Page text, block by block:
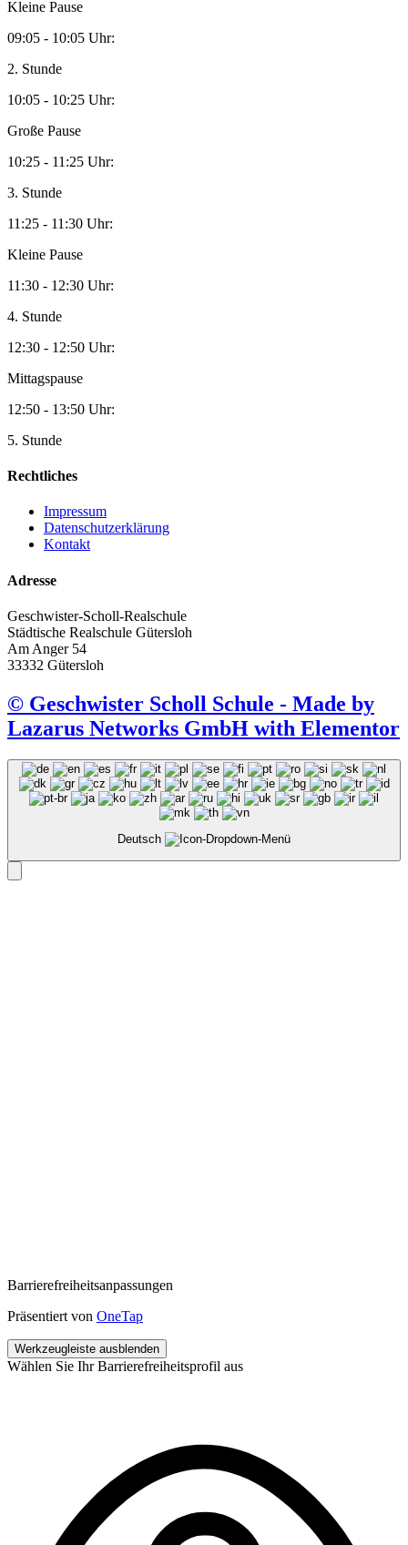
Kleine Pause
09:05 - 10:05 Uhr:
2. Stunde
10:05 - 10:25 Uhr:
Große Pause
10:25 - 11:25 Uhr:
3. Stunde
11:25 - 11:30 Uhr:
Kleine Pause
11:30 - 12:30 Uhr:
4. Stunde
12:30 - 12:50 Uhr:
Mittagspause
12:50 - 13:50 Uhr:
5. Stunde
Rechtliches
Impressum
Datenschutzerklärung
Kontakt
Adresse
Geschwister-Scholl-Realschule
Städtische Realschule Gütersloh
Am Anger 54
33332 Gütersloh
© Geschwister Scholl Schule - Made by
Lazarus Networks GmbH with Elementor
Deutsch
Barrierefreiheitsanpassungen
Präsentiert von OneTap
Werkzeugleiste ausblenden
Wählen Sie Ihr Barrierefreiheitsprofil aus